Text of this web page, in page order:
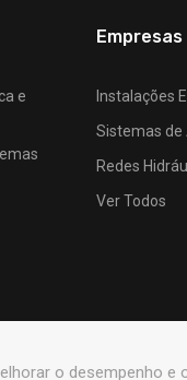
o desempenho
e
Empresas
Instalações
Sistemas de
Redes
Ver Todos